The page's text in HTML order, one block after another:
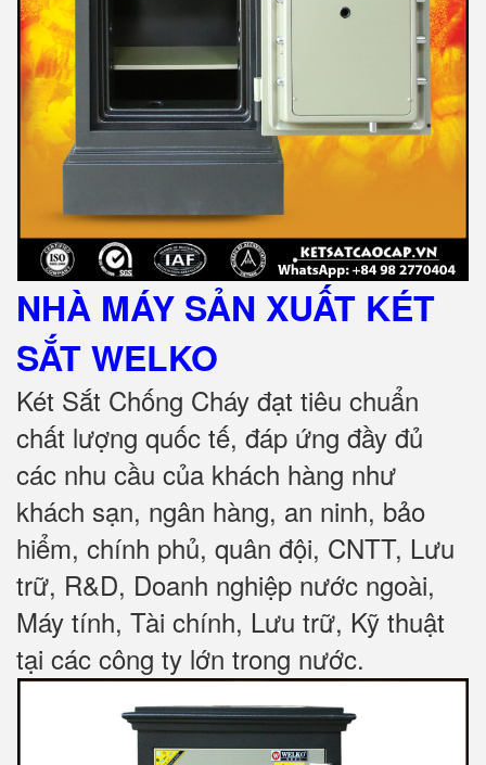
NHÀ MÁY SẢN XUẤT KÉT
SẮTWELKO
Két Sắt Chống Cháy đạt tiêu chuẩn
chất lượng quốc tế, đáp ứng đầy đủ
các nhu cầu của khách hàng như
khách sạn, ngân hàng, an ninh, bảo
hiểm, chính phủ, quân đội, CNTT, Lưu
trữ, R&D, Doanh nghiệp nước ngoài,
Máy tính, Tài chính, Lưu trữ, Kỹ thuật
tại các công ty lớn trong nước.